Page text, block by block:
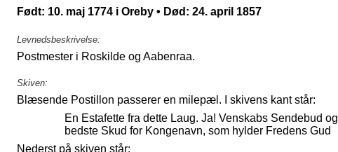
Født: 10. maj 1774 i Oreby • Død: 24. april 1857
Levnedsbeskrivelse:
Postmester i Roskilde og Aabenraa.
Skiven:
Blæsende Postillon passerer en milepæl. I skivens kant står:
En Estafette fra dette Laug. Ja! Venskabs Sendebud og
bedste Skud for Kongenavn, som hylder Fredens Gud
Nederst på skiven står: